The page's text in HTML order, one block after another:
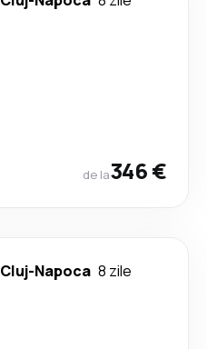
de la346 €
Cluj-Napoca 8 zile